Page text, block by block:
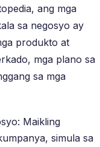
ang mga
sa negosyo ay
produkto at
mga plano sa
sa mga
Maikling
simula sa